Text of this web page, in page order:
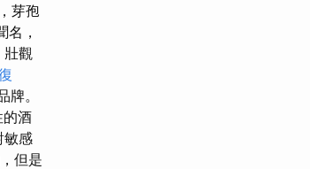
芽孢
名，
壯觀
。
的酒
敏感
但是